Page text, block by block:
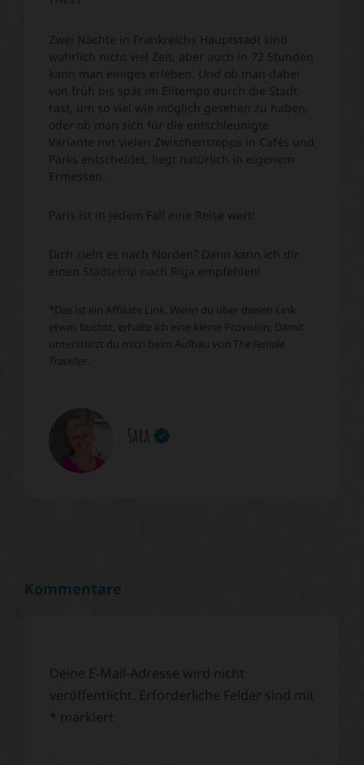
Zwei Nächte in Frankreichs Hauptstadt sind
wahrlich nicht viel Zeit, aber auch in 72 Stunden
kann man einiges erleben. Und ob man dabei
von früh bis spät im Eiltempo durch die Stadt
rast, um so viel wie möglich gesehen zu haben,
oder ob man sich für die entschleunigte
Variante mit vielen Zwischenstopps in Cafés und
Parks entscheidet, liegt natürlich in eigenem
Ermessen.
Paris ist in jedem Fall eine Reise wert!
Dich zieht es nach Norden? Dann kann ich dir
einen Städtetrip nach Riga empfehlen!
*Das ist ein Affiliate Link. Wenn du über diesen Link
etwas buchst, erhalte ich eine kleine Provision. Damit
unterstützt du mich beim Aufbau von The Female
Traveller.
Sara
Kommentare
Deine E-Mail-Adresse wird nicht
veröffentlicht. Erforderliche Felder sind mit
* markiert